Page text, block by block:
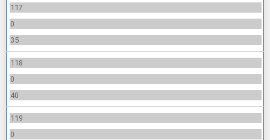
117
0
35
118
0
40
119
0